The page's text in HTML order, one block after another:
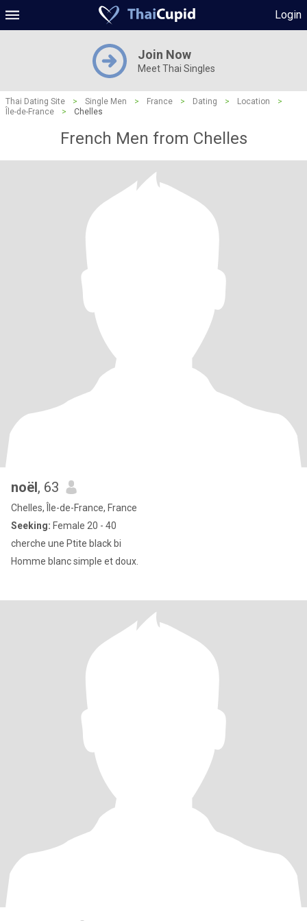
Login
Join Now
Meet Thai Singles
Thai Dating Site > Single Men > France > Dating > Location
>
Île-de-France
> Chelles
French Men from Chelles
noël, 63
Chelles, Île-de-France, France
Seeking: Female 20 - 40
cherche une Ptite black bi
Homme blanc simple et doux.